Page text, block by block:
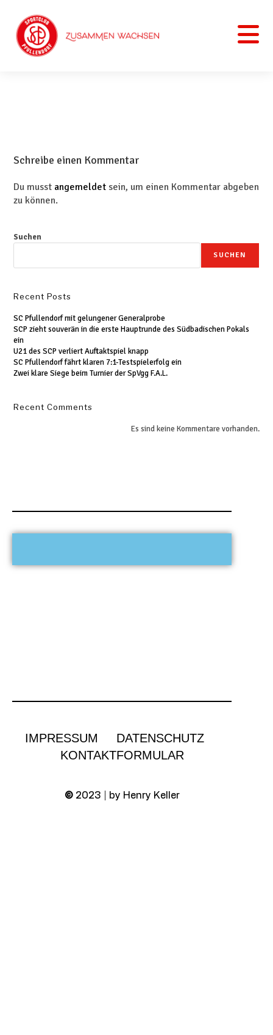
Schreibe einen Kommentar
Du musst angemeldet sein, um einen Kommentar abgeben
zu können.
Suchen
SUCHEN
Recent Posts
SC Pfullendorf mit gelungener Generalprobe
SCP zieht souverän in die erste Hauptrunde des Südbadischen Pokals
ein
U21 des SCP verliert Auftaktspiel knapp
SC Pfullendorf fährt klaren 7:1-Testspielerfolg ein
Zwei klare Siege beim Turnier der SpVgg F.A.L.
Recent Comments
Es sind keine Kommentare vorhanden.
IMPRESSUM
DATENSCHUTZ
KONTAKTFORMULAR
©2023 | by Henry Keller